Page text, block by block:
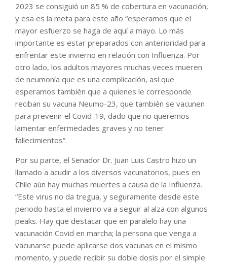
2023 se consiguió un 85 % de cobertura en vacunación,
y esa es la meta para este año “esperamos que el
mayor esfuerzo se haga de aquí a mayo. Lo más
importante es estar preparados con anterioridad para
enfrentar este invierno en relación con Influenza. Por
otro lado, los adultos mayores muchas veces mueren
de neumonía que es una complicación, así que
esperamos también que a quienes le corresponde
reciban su vacuna Neumo-23, que también se vacunen
para prevenir el Covid-19, dado que no queremos
lamentar enfermedades graves y no tener
fallecimientos”.
Por su parte, el Senador Dr. Juan Luis Castro hizo un
llamado a acudir a los diversos vacunatorios, pues en
Chile aún hay muchas muertes a causa de la Influenza.
“Este virus no da tregua, y seguramente desde este
periodo hasta el invierno va a seguir al alza con algunos
peaks. Hay que destacar que en paralelo hay una
vacunación Covid en marcha; la persona que venga a
vacunarse puede aplicarse dos vacunas en el mismo
momento, y puede recibir su doble dosis por el simple